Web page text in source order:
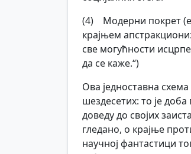
(4) Модерни покрет
крајњем
све могућности
да се каже.“)
Ова једноставна
шездесетих: то је
доведу до својих
гледано, о крајње
научној фантастици